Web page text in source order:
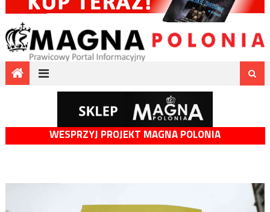
WESPRZYJ PROJEKT MAGNA POLONIA